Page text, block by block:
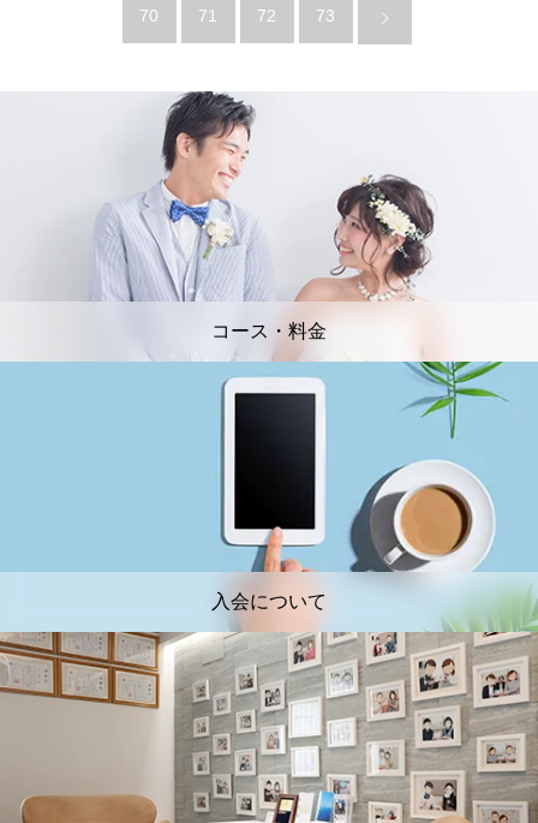
70 71 72 73
コース・料金
入会について